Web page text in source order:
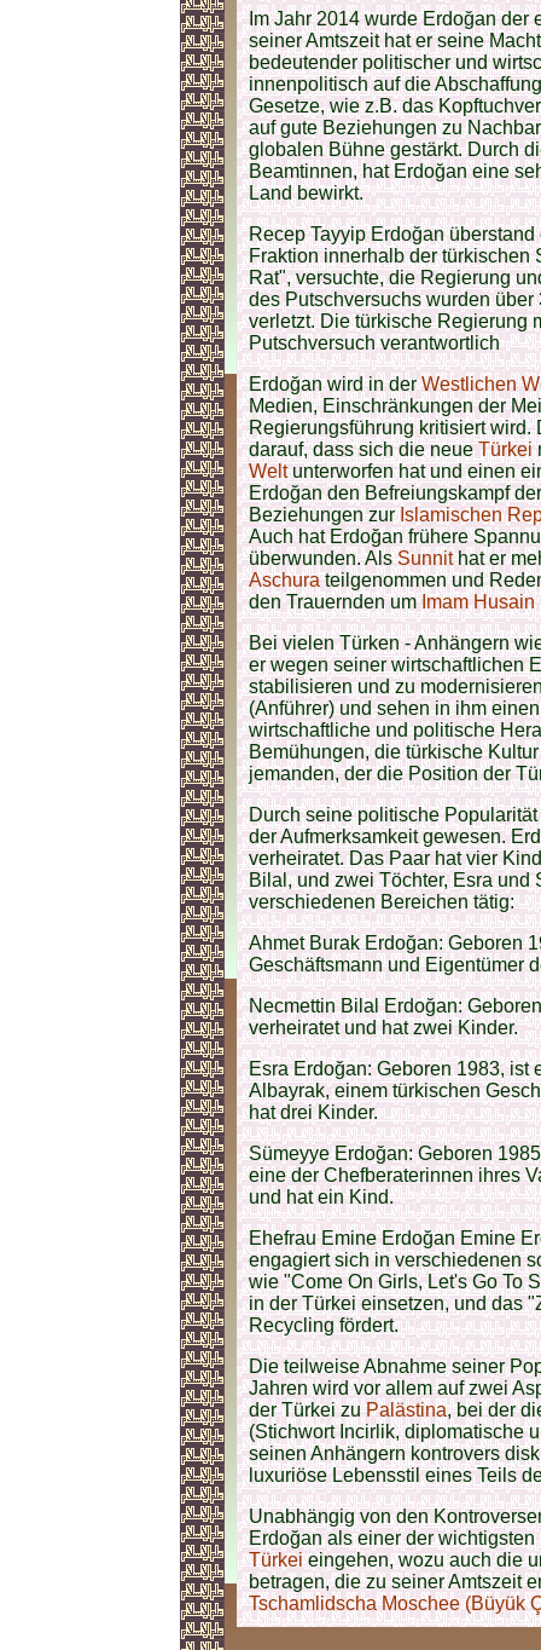
Im Jahr 2014 wurde Erdoğan
seiner Amtszeit hat er seine
bedeutender politischer und
innenpolitisch auf die
Gesetze, wie z.B. das
auf gute Beziehungen zu
globalen Bühne gestärkt. Durch
Beamtinnen, hat Erdoğan eine
Land bewirkt.
Recep Tayyip Erdoğan
Fraktion innerhalb der türkischen
Rat", versuchte, die Regierung
des Putschversuchs wurden
verletzt. Die türkische Regierung
Putschversuch verantwortlich​
Erdoğan wird in derWestlichen
Medien, Einschränkungen der
Regierungsführung kritisiert wird.
darauf, dass sich die neueTürkei
Weltunterworfen hat und einen
Erdoğan den Befreiungskampf
Beziehungen zurIslamischen
Auch hat Erdoğan frühere
überwunden. AlsSunnithat er
Aschurateilgenommen und
den Trauernden umImam Husain
Bei vielen Türken - Anhängern
er wegen seiner wirtschaftlichen
stabilisieren und zu
(Anführer) und sehen in ihm
wirtschaftliche und politische
Bemühungen, die türkische
jemanden, der die Position der
Durch seine politische
der Aufmerksamkeit gewesen.
verheiratet. Das Paar hat vier
Bilal, und zwei Töchter, Esra und
verschiedenen Bereichen tätig:
Ahmet Burak Erdoğan: Geboren
Geschäftsmann und Eigentümer
Necmettin Bilal Erdoğan:
verheiratet und hat zwei Kinder.
Esra Erdoğan: Geboren 1983, ist
Albayrak, einem türkischen
hat drei Kinder.
Sümeyye Erdoğan: Geboren
eine der Chefberaterinnen ihres
und hat ein Kind.
Ehefrau Emine Erdoğan Emine
engagiert sich in verschiedenen
wie "Come On Girls, Let's Go To
in der Türkei einsetzen, und das
Recycling fördert.
Die teilweise Abnahme seiner
Jahren wird vor allem auf zwei
der Türkei zuPalästina, bei der
(Stichwort Incirlik, diplomatische
seinen Anhängern kontrovers
luxuriöse Lebensstil eines Teils
Unabhängig von den
Erdoğan als einer der
Türkeieingehen, wozu auch die
betragen, die zu seiner Amtszeit
Tschamlidscha Moschee (Büyük